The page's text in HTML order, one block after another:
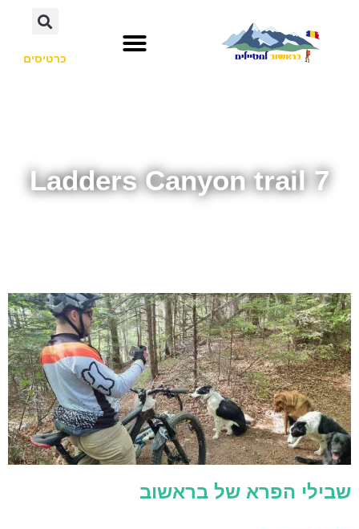
כרטיסים
7 Ladders Canyon trail
שבילי הפרא של בראשוב